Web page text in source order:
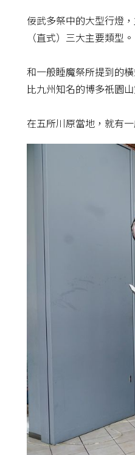
佞武多祭中的大型行燈
（直式）三大主要類型。
和一般睡魔祭所提到的
比九州知名的博多祇園
在五所川原當地，就有